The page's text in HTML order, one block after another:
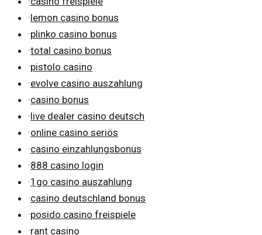
·lemon casino bonus
·plinko casino bonus
·total casino bonus
·pistolo casino
·evolve casino auszahlung
·casino bonus
·live dealer casino deutsch
·online casino seriös
·casino einzahlungsbonus
·888 casino login
·1go casino auszahlung
·casino deutschland bonus
·posido casino freispiele
·rant casino